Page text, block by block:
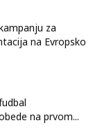
za
na Evropsko
na prvom...